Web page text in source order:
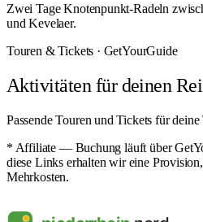
Zwei Tage Knotenpunkt-Radeln
und Kevelaer.
Touren & Tickets · GetYourGuide
Aktivitäten für deinen
Passende Touren und Tickets für
* Affiliate — Buchung läuft über
diese Links erhalten wir eine
Mehrkosten.